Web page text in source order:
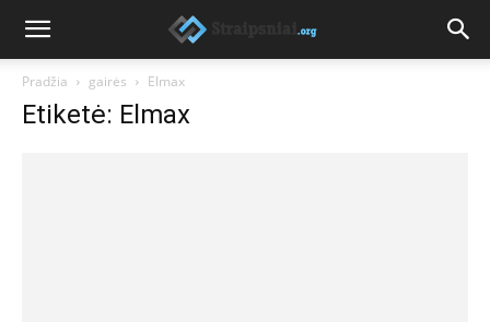
Pradžia gairės Elmax
Etiketė: Elmax